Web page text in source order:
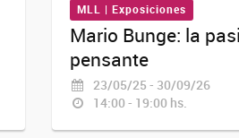
MLL | Exposiciones
Mario Bunge: la
pensante
23/05/25 - 30/09/26
14:00 - 19:00 hs.